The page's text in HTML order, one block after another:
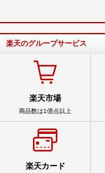
楽天のグループサービス
楽天市場
商品数は1億点以上
楽天カード